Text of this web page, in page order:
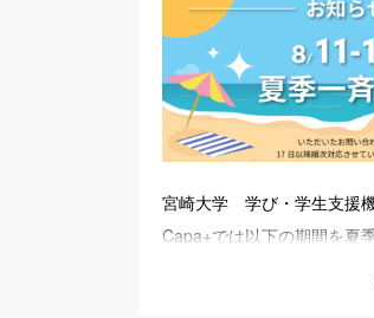
宮崎大学 学び・学生支援
Capa+では以下の期間を夏
きます。 8月11日（金）～